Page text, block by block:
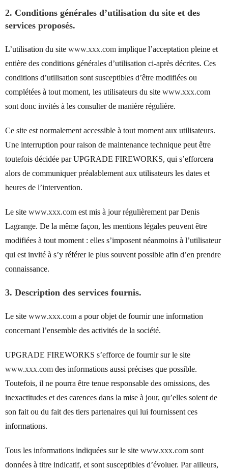
2. Conditions générales d’utilisation du site et des
services proposés.
L’utilisation du site www.xxx.com implique l’acceptation pleine et
entière des conditions générales d’utilisation ci-après décrites. Ces
conditions d’utilisation sont susceptibles d’être modifiées ou
complétées à tout moment, les utilisateurs du site www.xxx.com
sont donc invités à les consulter de manière régulière.
Ce site est normalement accessible à tout moment aux utilisateurs.
Une interruption pour raison de maintenance technique peut être
toutefois décidée par UPGRADE FIREWORKS, qui s’efforcera
alors de communiquer préalablement aux utilisateurs les dates et
heures de l’intervention.
Le site www.xxx.com est mis à jour régulièrement par Denis
Lagrange. De la même façon, les mentions légales peuvent être
modifiées à tout moment : elles s’imposent néanmoins à l’utilisateur
qui est invité à s’y référer le plus souvent possible afin d’en prendre
connaissance.
3. Description des services fournis.
Le site www.xxx.com a pour objet de fournir une information
concernant l’ensemble des activités de la société.
UPGRADE FIREWORKS s’efforce de fournir sur le site
www.xxx.com des informations aussi précises que possible.
Toutefois, il ne pourra être tenue responsable des omissions, des
inexactitudes et des carences dans la mise à jour, qu’elles soient de
son fait ou du fait des tiers partenaires qui lui fournissent ces
informations.
Tous les informations indiquées sur le site www.xxx.com sont
données à titre indicatif, et sont susceptibles d’évoluer. Par ailleurs,